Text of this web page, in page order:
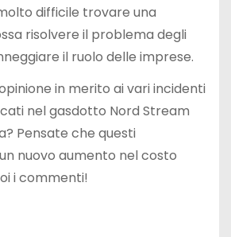
difficile trovare una
risolvere il problema degli
il ruolo delle imprese.
in merito ai vari incidenti
nel gasdotto Nord Stream
Pensate che questi
nuovo aumento nel costo
i commenti!